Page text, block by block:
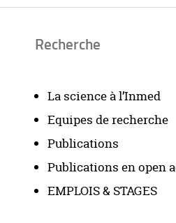
Recherche
La science à l’Inmed
Equipes de recherche
Publications
Publications en open
EMPLOIS & STAGES